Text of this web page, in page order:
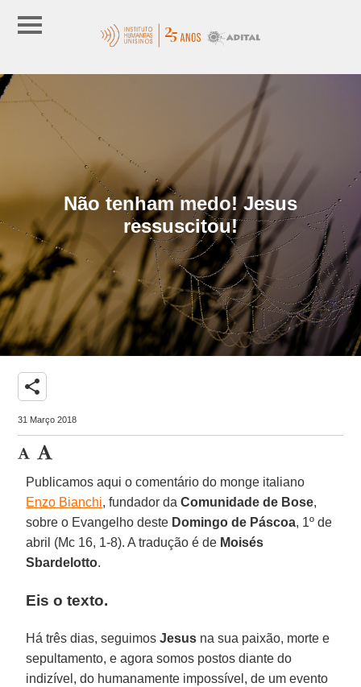
Não tenham medo! Jesus
ressuscitou!
share
31 Março 2018
Publicamos aqui o comentário do monge italiano
Enzo Bianchi, fundador daComunidade de Bose,
sobre o Evangelho deste Domingo de Páscoa, 1º de
abril (Mc 16, 1-8). A tradução é de Moisés
Sbardelotto.
Eis o texto.
Há três dias, seguimosJesus na sua paixão, morte e
sepultamento, e agora somos postos diante do
indizível, do humanamente impossível, de um evento